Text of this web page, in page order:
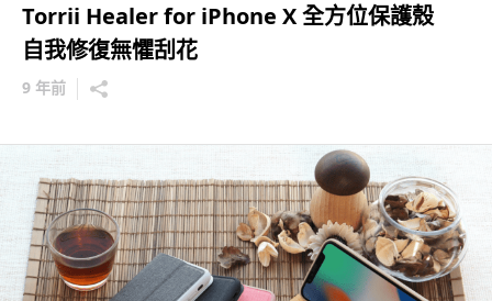
Torrii Healer for iPhone X 全方位保護殼
自我修復無懼刮花
9 年前